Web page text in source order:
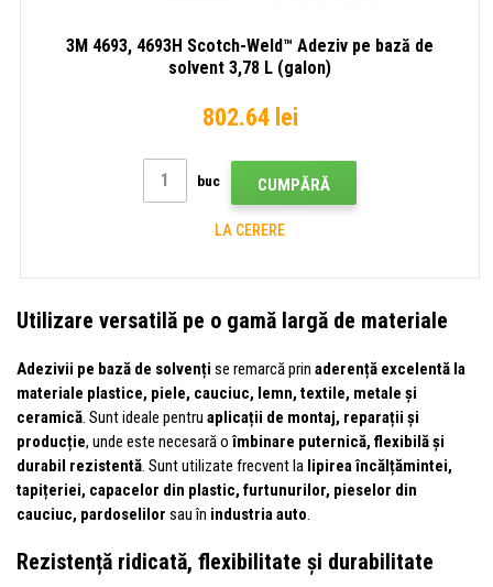
3M 4693, 4693H Scotch-Weld™ Adeziv pe bază de
solvent 3,78 L (galon)
802.64 lei
buc CUMPĂRĂ
LA CERERE
Utilizare versatilă pe o gamă largă de materiale
Adezivii pe bază de solvenți se remarcă prin aderență excelentă la
materiale plastice, piele, cauciuc, lemn, textile, metale și
ceramică. Sunt ideale pentru aplicații de montaj, reparații și
producție, unde este necesară oîmbinare puternică, flexibilă și
durabil rezistentă. Sunt utilizate frecvent la lipirea încălțămintei,
tapițeriei, capacelor din plastic, furtunurilor, pieselor din
cauciuc, pardoselilor sau în industria auto.
Rezistență ridicată, flexibilitate și durabilitate